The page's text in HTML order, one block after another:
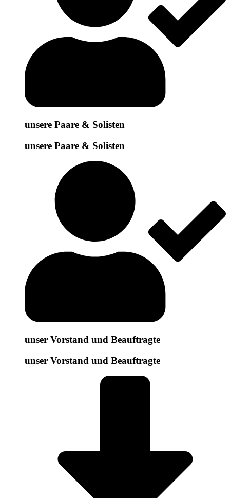
unsere Paare & Solisten
unsere Paare & Solisten
unser Vorstand und Beauftragte
unser Vorstand und Beauftragte